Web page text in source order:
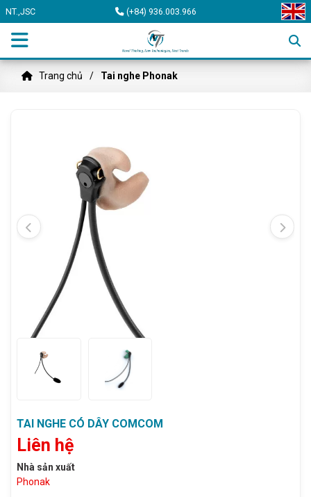
NT.,JSC (+84) 936.003.966
Trang chủ Tai nghe Phonak
TAI NGHE CÓ DÂY COMCOM
Liên hệ
Nhà sản xuất
Phonak